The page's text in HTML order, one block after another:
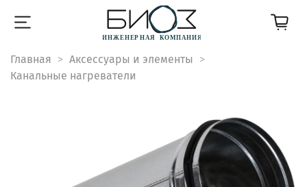
Главная
Аксессуары и элементы
Канальные нагреватели